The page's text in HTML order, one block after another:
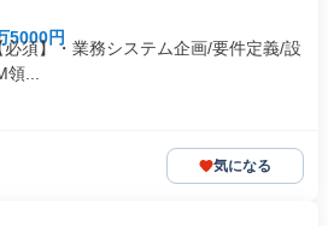
5000円
須】・業務システム企画/要件定義/設
...
気になる